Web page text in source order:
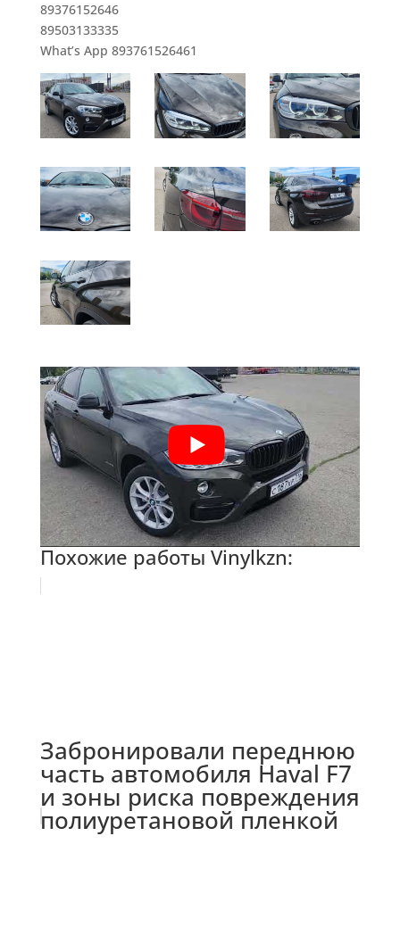
89376152646
89503133335
What’s App 893761526461
Похожие работы Vinylkzn:
Забронировали переднюю
часть автомобиля Haval F7
и зоны риска повреждения
полиуретановой пленкой